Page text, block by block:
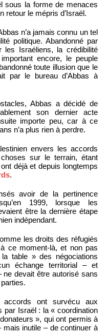
sous la forme de menaces
retour le mépris d’Israël.
n’a jamais connu un tel
politique. Abandonné par
les Israéliens, la crédibilité
encore, le peuple
toute illusion que le
par le bureau d’Abbas à
Abbas a décidé de
son dernier acte
importe peu, car à ce
n’a plus rien à perdre.
envers les accords
sur le terrain, étant
déjà et depuis longtemps
.
avoir de la pertinence
1999, lorsque les
être la dernière étape
indépendant.
les droits des réfugiés
ce moment-là, et non pas
table » des négociations
échange territorial – et
devait être autorisé sans
ont survécu aux
par Israël : la « coordination
», qui ont permis à
mais inutile – de continuer à